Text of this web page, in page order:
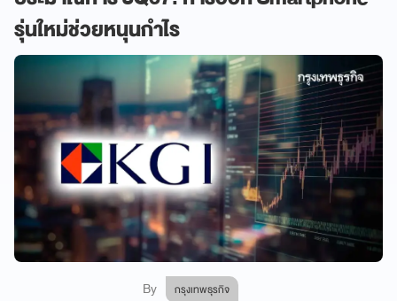
รุ่นใหม่ช่วยหนุนกำไร
By กรุงเทพธุรกิจ